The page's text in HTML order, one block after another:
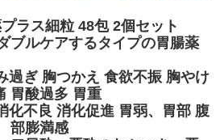
ラス細粒 48包 2個セット
ブルケアするタイプの胃腸薬
過ぎ 胸つかえ 食欲不振 胸やけ
胃酸過多 胃重
化不良 消化促進 胃弱、胃部 腹
部膨満感